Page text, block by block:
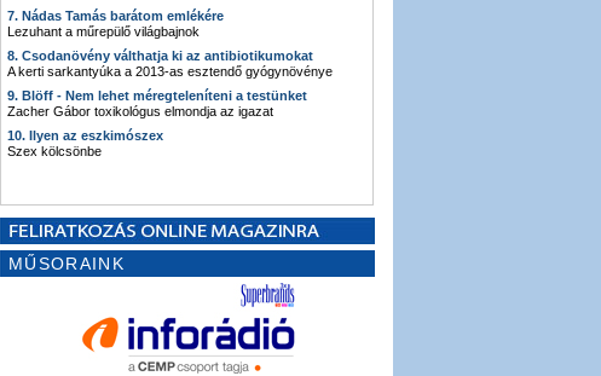
7. Nádas Tamás barátom emlékére
Lezuhant a műrepülő világbajnok
8. Csodanövény válthatja ki az antibiotikumokat
A kerti sarkantyúka a 2013-as esztendő gyógynövénye
9. Blöff - Nem lehet méregteleníteni a testünket
Zacher Gábor toxikológus elmondja az igazat
10. Ilyen az eszkimószex
Szex kölcsönbe
MŰSORAINK